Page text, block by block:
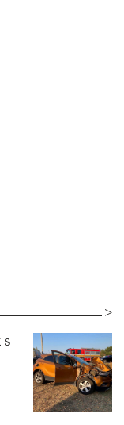
s